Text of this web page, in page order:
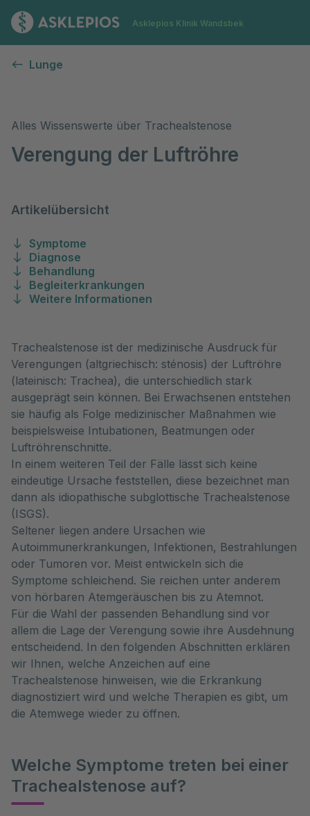
Zur Startseite
Asklepios Klinik Wandsbek
Lunge
Alles Wissenswerte über Trachealstenose
Verengung der Luftröhre
Artikelübersicht
Symptome
Diagnose
Behandlung
Begleiterkrankungen
Weitere Informationen
Trachealstenose ist der medizinische Ausdruck für
Verengungen (altgriechisch: sténosis) der Luftröhre
(lateinisch: Trachea), die unterschiedlich stark
ausgeprägt sein können. Bei Erwachsenen entstehen
sie häufig als Folge medizinischer Maßnahmen wie
beispielsweise Intubationen, Beatmungen oder
Luftröhrenschnitte.
In einem weiteren Teil der Fälle lässt sich keine
eindeutige Ursache feststellen, diese bezeichnet man
dann als idiopathische subglottische Trachealstenose
(ISGS).
Seltener liegen andere Ursachen wie
Autoimmunerkrankungen, Infektionen, Bestrahlungen
oder Tumoren vor. Meist entwickeln sich die
Symptome schleichend. Sie reichen unter anderem
von hörbaren Atemgeräuschen bis zu Atemnot.
Für die Wahl der passenden Behandlung sind vor
allem die Lage der Verengung sowie ihre Ausdehnung
entscheidend. In den folgenden Abschnitten erklären
wir Ihnen, welche Anzeichen auf eine
Trachealstenose hinweisen, wie die Erkrankung
diagnostiziert wird und welche Therapien es gibt, um
die Atemwege wieder zu öffnen.
Welche Symptome treten bei einer
Trachealstenose auf?